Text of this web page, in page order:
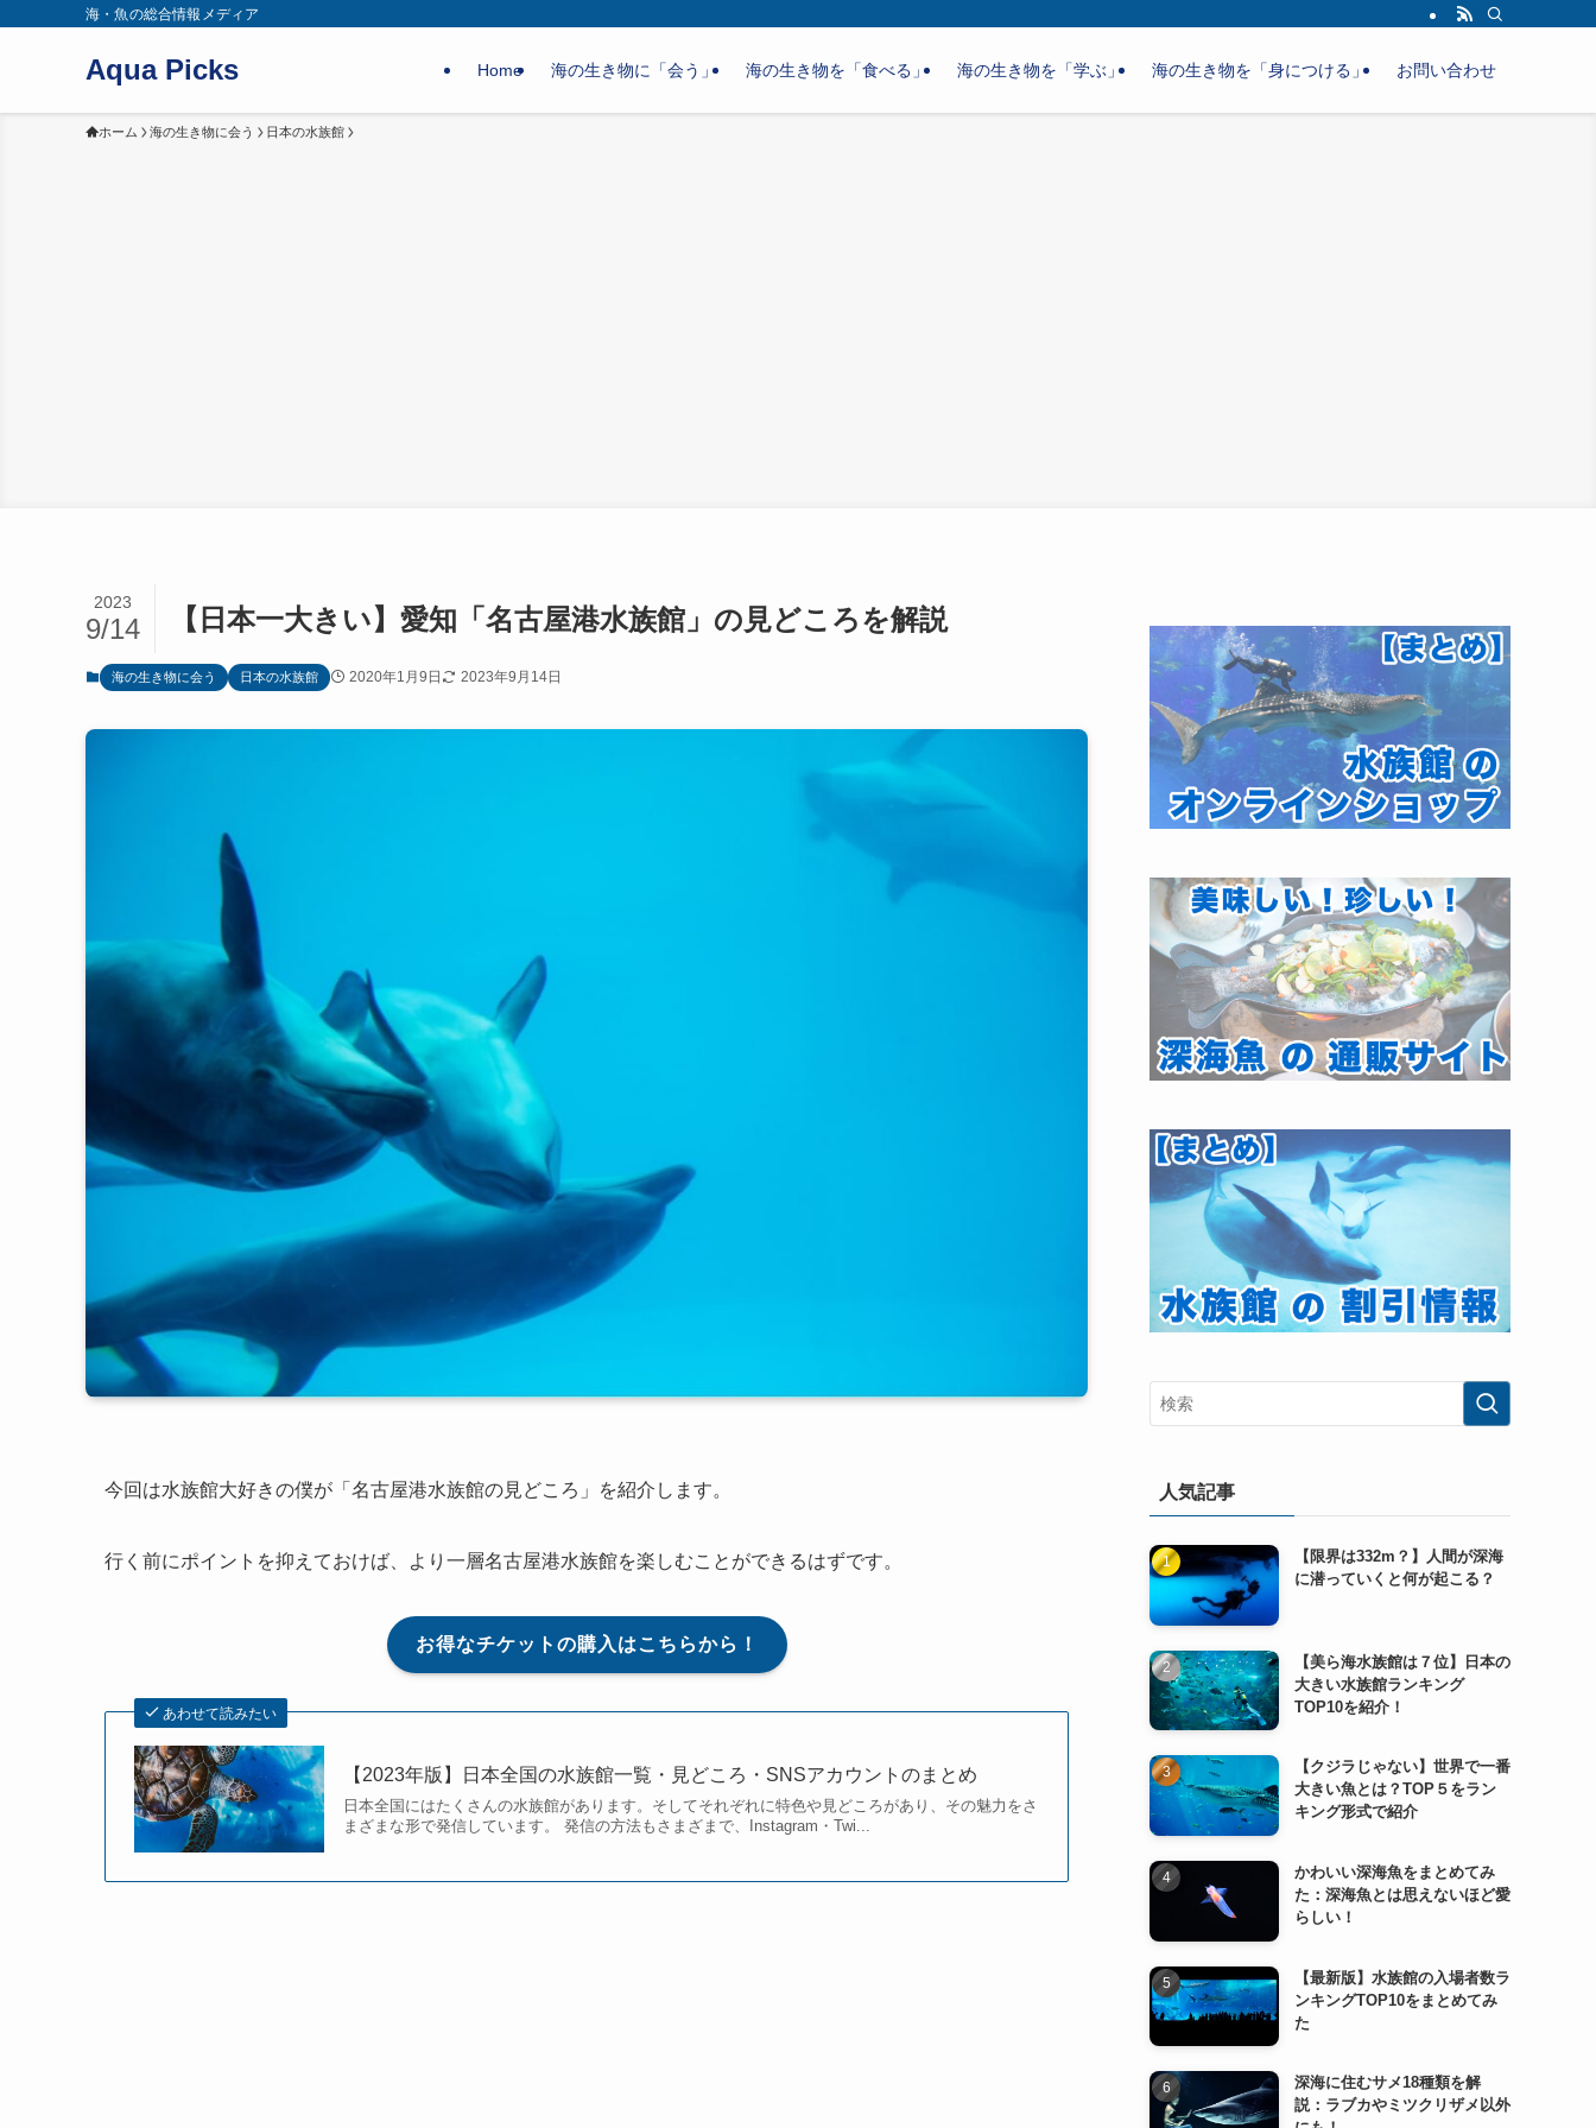
海・魚の総合情報メディア
Aqua Picks Home 海の生き物に「会う」 海の生き物を「食べる」 海の生き物を「学ぶ」 海の生き物を「身につける」 お問い合わせ
ホーム 海の生き物に会う 日本の水族館
【日本一大きい】愛知「名古屋港水族館」の見どころを解説
2023
9/14
海の生き物に会う 日本の水族館 2020年1月9日 2023年9月14日
今回は水族館大好きの僕が「名古屋港水族館の見どころ」を紹介します。
行く前にポイントを抑えておけば、より一層名古屋港水族館を楽しむことができるはずです。
お得なチケットの購入はこちらから！
あわせて読みたい
【2023年版】日本全国の水族館一覧・見どころ・SNSアカウントのまとめ
日本全国にはたくさんの水族館があります。そしてそれぞれに特色や見どころがあり、その魅力をさ
まざまな形で発信しています。 発信の方法もさまざまで、Instagram・Twi...
人気記事
【限界は332m？】人間が深海
に潜っていくと何が起こる？
【美ら海水族館は７位】日本の
大きい水族館ランキング
TOP10を紹介！
【クジラじゃない】世界で一番
大きい魚とは？TOP５をラン
キング形式で紹介
かわいい深海魚をまとめてみ
た：深海魚とは思えないほど愛
らしい！
【最新版】水族館の入場者数ラ
ンキングTOP10をまとめてみ
た
深海に住むサメ18種類を解
説：ラブカやミツクリザメ以外